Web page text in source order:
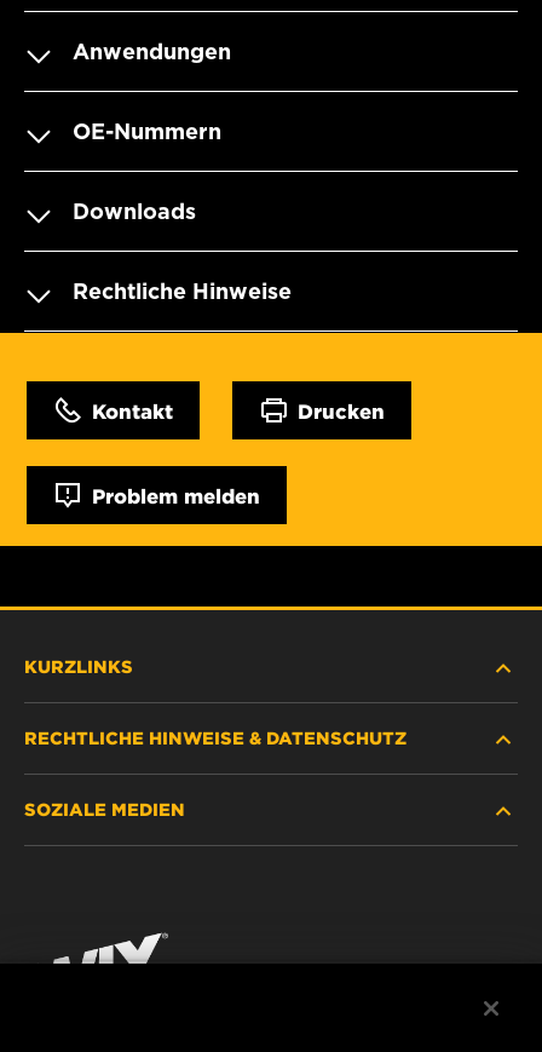
Anwendungen
OE-Nummern
Downloads
Rechtliche Hinweise
Kontakt Drucken
Problem melden
KURZLINKS
HÄNDLERSUCHE
KONTAKT
RECHTLICHE HINWEISE & DATENSCHUTZ
IMPRESSUM
SOZIALE MEDIEN
YouTube